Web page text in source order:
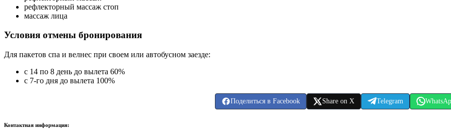
рефлекторный массаж стоп
массаж лица
Условия отмены бронирования
Для пакетов спа и велнес при своем или автобусном заезде:
с 14 по 8 день до вылета 60%
с 7-го дня до вылета 100%
Поделиться в Facebook Share on X Telegram
Контактная информация: